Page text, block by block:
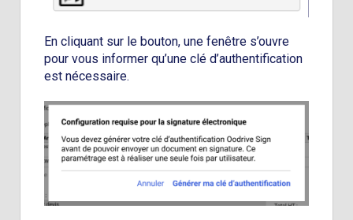
En cliquant sur le bouton, une fenêtre s’ouvre
pour vous informer qu’une clé d’authentification
est nécessaire.